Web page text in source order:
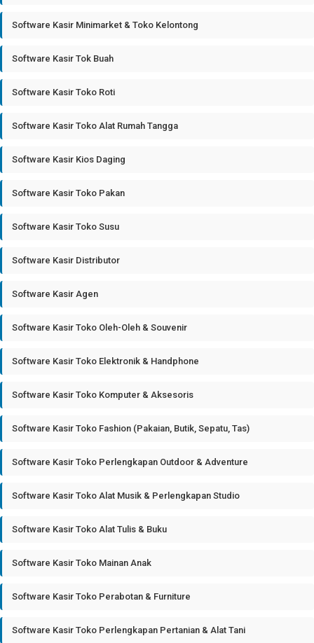
Software Kasir Minimarket & Toko Kelontong
Software Kasir Tok Buah
Software Kasir Toko Roti
Software Kasir Toko Alat Rumah Tangga
Software Kasir Kios Daging
Software Kasir Toko Pakan
Software Kasir Toko Susu
Software Kasir Distributor
Software Kasir Agen
Software Kasir Toko Oleh-Oleh & Souvenir
Software Kasir Toko Elektronik & Handphone
Software Kasir Toko Komputer & Aksesoris
Software Kasir Toko Fashion (Pakaian, Butik, Sepatu, Tas)
Software Kasir Toko Perlengkapan Outdoor & Adventure
Software Kasir Toko Alat Musik & Perlengkapan Studio
Software Kasir Toko Alat Tulis & Buku
Software Kasir Toko Mainan Anak
Software Kasir Toko Perabotan & Furniture
Software Kasir Toko Perlengkapan Pertanian & Alat Tani